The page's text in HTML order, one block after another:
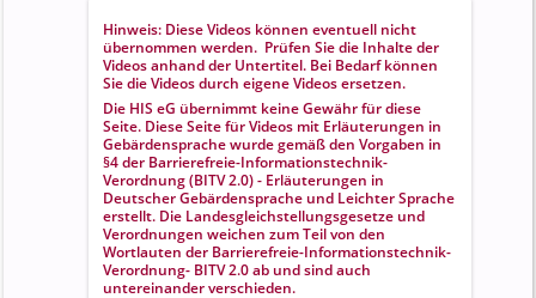
Hinweis: Diese Videos können eventuell nicht
übernommen werden. Prüfen Sie die Inhalte der
Videos anhand der Untertitel. Bei Bedarf können
Sie die Videos durch eigene Videos ersetzen.
Die HIS eG übernimmt keine Gewähr für diese
Seite. Diese Seite für Videos mit Erläuterungen in
Gebärdensprache wurde gemäß den Vorgaben in
§4 der Barrierefreie-Informationstechnik-
Verordnung (BITV 2.0) - Erläuterungen in
Deutscher Gebärdensprache und Leichter Sprache
erstellt. Die Landesgleichstellungsgesetze und
Verordnungen weichen zum Teil von den
Wortlauten der Barrierefreie-Informationstechnik-
Verordnung- BITV 2.0 ab und sind auch
untereinander verschieden.